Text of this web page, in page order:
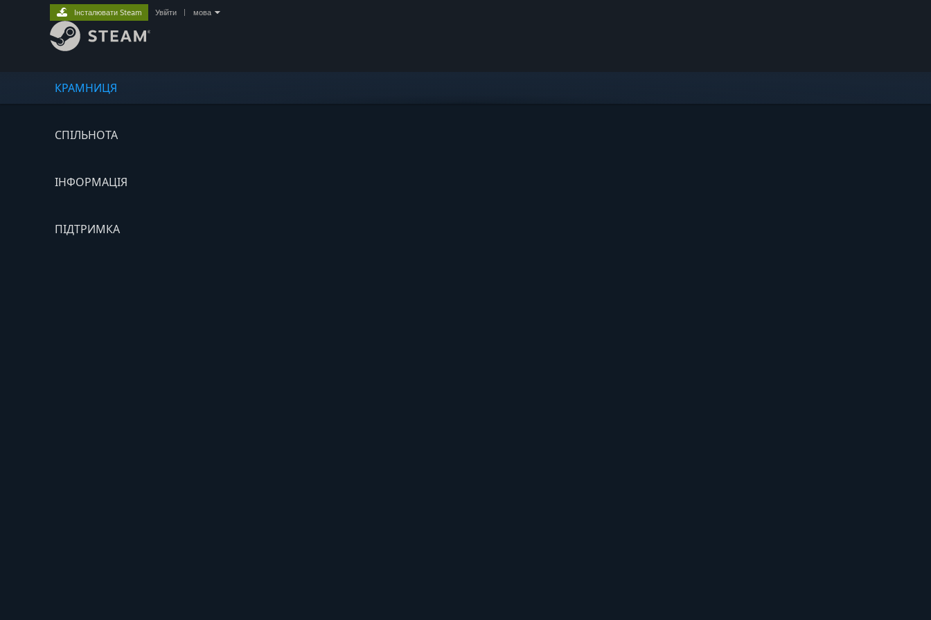
КРАМНИЦЯ
СПІЛЬНОТА
ІНФОРМАЦІЯ
ПІДТРИМКА
Інсталювати Steam Увійти мова